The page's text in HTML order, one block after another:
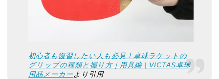
初心者も復習したい人も必見！卓球ラケットの
グリップの種類と握り方｜用具編 | VICTAS卓球
用品メーカーより引用